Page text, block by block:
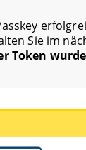
Sie im
Token